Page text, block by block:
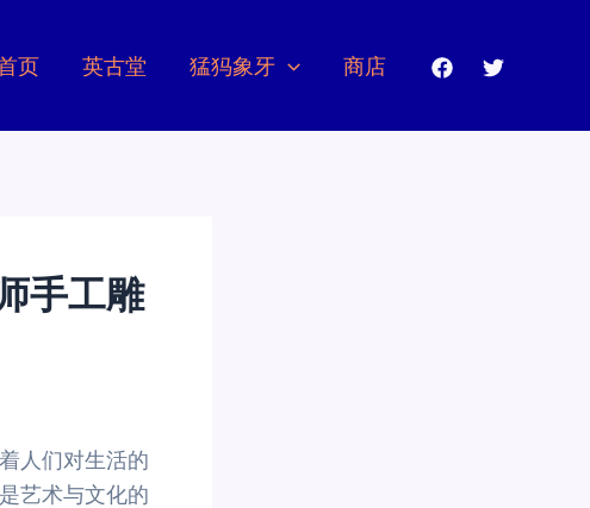
页 英古堂 猛犸象牙 商店
手工雕
人们对生活的
艺术与文化的